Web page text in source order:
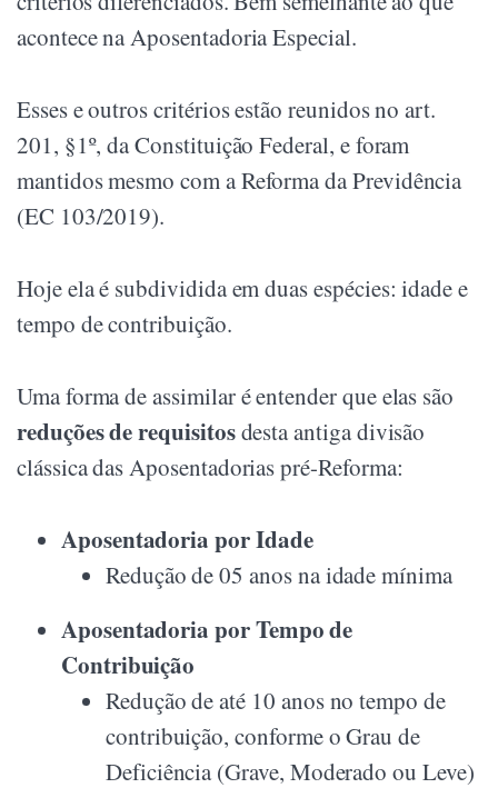
acontece na Aposentadoria Especial.
Esses e outros critérios estão reunidos no art.
201, §1º, da Constituição Federal, e foram
mantidos mesmo com a Reforma da Previdência
(EC 103/2019).
Hoje ela é subdividida em duas espécies: idade e
tempo de contribuição.
Uma forma de assimilar é entender que elas são
reduções de requisitosdesta antiga divisão
clássica das Aposentadorias pré-Reforma:
Aposentadoria por Idade
Redução de 05 anos na idade mínima
Aposentadoria por Tempo de
Contribuição
Redução de até 10 anos no tempo de
contribuição, conforme o Grau de
Deficiência (Grave, Moderado ou Leve)